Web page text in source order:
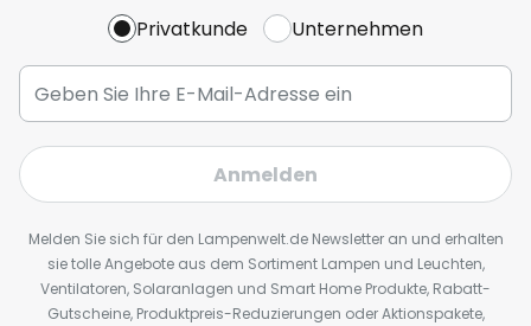
Privatkunde Unternehmen
Anmelden
Melden Sie sich für den Lampenwelt.de Newsletter an und erhalten
sie tolle Angebote aus dem Sortiment Lampen und Leuchten,
Ventilatoren, Solaranlagen und Smart Home Produkte, Rabatt-
Gutscheine, Produktpreis-Reduzierungen oder Aktionspakete,